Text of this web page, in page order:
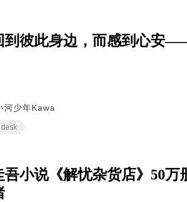
到彼此身边，而感到心安
河少年Kawa
吾小说《解忧杂货店》50